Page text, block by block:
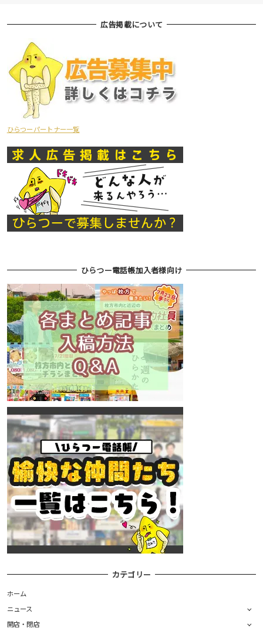
広告掲載について
ひらつーパートナー一覧
ひらつー電話帳加入者様向け
カテゴリー
ホーム
ニュース
開店・閉店